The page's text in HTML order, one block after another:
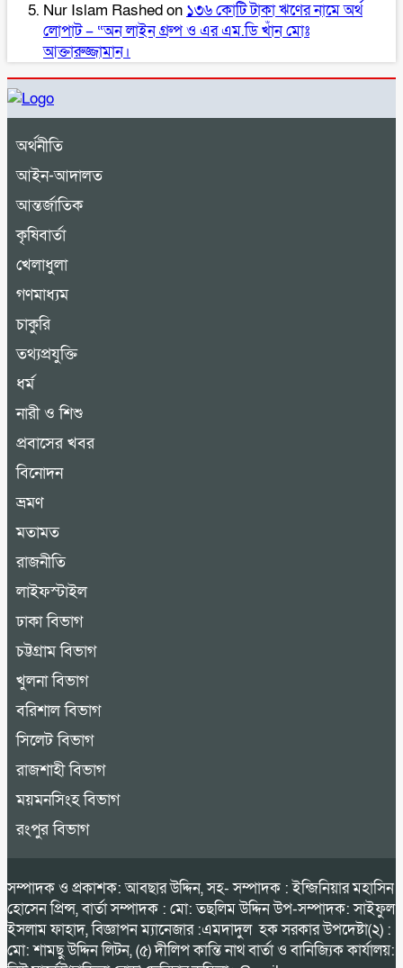
Nur Islam Rashedon ১৩৬ কোটি টাকা ঋণের নামে অর্থ
লোপাট – “অন লাইন গ্রুপ ও এর এম.ডি খাঁন মোঃ
আক্তারুজ্জামান।
অর্থনীতি
আইন-আদালত
আন্তর্জাতিক
কৃষিবার্তা
খেলাধুলা
গণমাধ্যম
চাকুরি
তথ্যপ্রযুক্তি
ধর্ম
নারী ও শিশু
প্রবাসের খবর
বিনোদন
ভ্রমণ
মতামত
রাজনীতি
লাইফস্টাইল
ঢাকা বিভাগ
চট্টগ্রাম বিভাগ
খুলনা বিভাগ
বরিশাল বিভাগ
সিলেট বিভাগ
রাজশাহী বিভাগ
ময়মনসিংহ বিভাগ
রংপুর বিভাগ
সম্পাদক ও প্রকাশক: আবছার উদ্দিন, সহ- সম্পাদক : ইন্জিনিয়ার মহাসিন
হোসেন প্রিন্স, বার্তা সম্পাদক : মো: তছলিম উদ্দিন উপ-সম্পাদক: সাইফুল
ইসলাম ফাহাদ, বিজ্ঞাপন ম্যানেজার :এমদাদুল হক সরকার উপদেষ্টা(২) :
মো: শামছু উদ্দিন লিটন, (৫) দীলিপ কান্তি নাথ বার্তা ও বানিজ্যিক কার্যালয়: